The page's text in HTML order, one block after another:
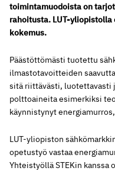
toimintamuodoista on
rahoitusta. LUT-yliopistolla
kokemus.
Päästöttömästi tuotettu
ilmastotavoitteiden
sitä riittävästi, luotettavasti
polttoaineita esimerkiksi
käynnistynyt
LUT-yliopiston
opetustyö vastaa
Yhteistyöllä STEKin